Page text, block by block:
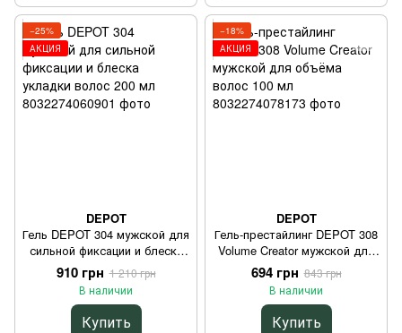
−25%
АКЦИЯ
DEPOT
Гель DEPOT 304 мужской для
сильной фиксации и блеска
укладки волос 200 мл
910 грн 1 210 грн
В наличии
Купить
−18%
АКЦИЯ
DEPOT
Гель-престайлинг DEPOT 308
Volume Creator мужской для
объёма волос 100 мл
694 грн 843 грн
В наличии
Купить